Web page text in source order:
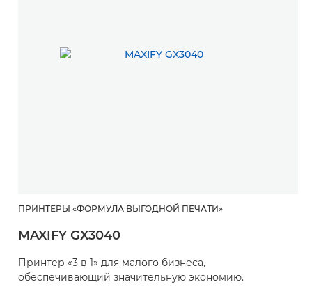
ПРИНТЕРЫ «ФОРМУЛА ВЫГОДНОЙ ПЕЧАТИ»
MAXIFY GX3040
Принтер «3 в 1» для малого бизнеса,
обеспечивающий значительную экономию.